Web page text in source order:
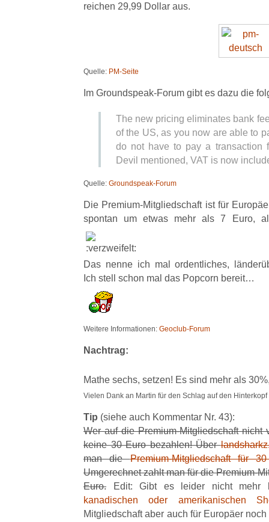
reichen 29,99 Dollar aus.
Quelle: PM-Seite
Im Groundspeak-Forum gibt es dazu die
The new pricing eliminates bank
of the US, as you now are able to
do not have to pay a transaction
Devil mentioned, VAT is now
Quelle: Groundspeak-Forum
Die Premium-Mitgliedschaft ist für
spontan um etwas mehr als 7 Euro,
Das nenne ich mal ordentliches,
Ich stell schon mal das Popcorn bereit…
Weitere Informationen: Geoclub-Forum
Nachtrag:
Mathe sechs, setzen! Es sind mehr als
Vielen Dank an Martin für den Schlag auf den Hinterkopf
Tip (siehe auch Kommentar Nr. 43):
Wer auf die Premium-Mitgliedschaft nicht
keine 30 Euro bezahlen! Über
man diePremium-Mitgliedschaft für
Umgerechnet zahlt man für die Premium-
Euro. Edit: Gibt es leider nicht mehr
kanadischen oder amerikanischen
Mitgliedschaft aber auch für Europäer